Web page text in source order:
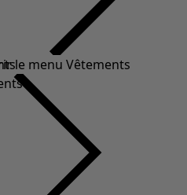
le menu Vêtements